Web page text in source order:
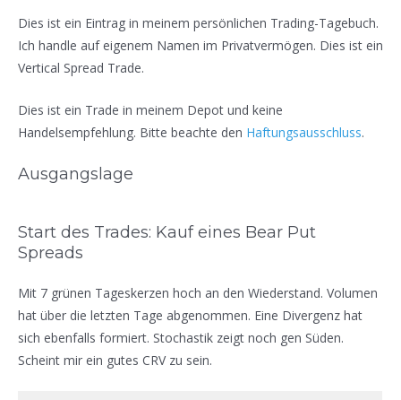
Dies ist ein Eintrag in meinem persönlichen Trading-Tagebuch.
Ich handle auf eigenem Namen im Privatvermögen. Dies ist ein
Vertical Spread Trade.
Dies ist ein Trade in meinem Depot und keine
Handelsempfehlung. Bitte beachte den Haftungsausschluss.
Ausgangslage
Start des Trades: Kauf eines Bear Put
Spreads
Mit 7 grünen Tageskerzen hoch an den Wiederstand. Volumen
hat über die letzten Tage abgenommen. Eine Divergenz hat
sich ebenfalls formiert. Stochastik zeigt noch gen Süden.
Scheint mir ein gutes CRV zu sein.